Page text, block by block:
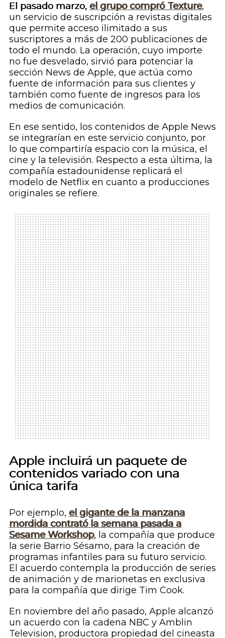
El pasado marzo, el grupo compró Texture,
un servicio de suscripción a revistas digitales
que permite acceso ilimitado a sus
suscriptores a más de 200 publicaciones de
todo el mundo. La operación, cuyo importe
no fue desvelado, sirvió para potenciar la
sección News de Apple, que actúa como
fuente de información para sus clientes y
también como fuente de ingresos para los
medios de comunicación.
En ese sentido, los contenidos de Apple News
se integrarían en este servicio conjunto, por
lo que compartiría espacio con la música, el
cine y la televisión. Respecto a esta última, la
compañía estadounidense replicará el
modelo de Netflix en cuanto a producciones
originales se refiere.
Apple incluirá un paquete de
contenidos variado con una
única tarifa
Por ejemplo, el gigante de la manzana
mordida contrató la semana pasada a
Sesame Workshop, la compañía que produce
la serie Barrio Sésamo, para la creación de
programas infantiles para su futuro servicio.
El acuerdo contempla la producción de series
de animación y de marionetas en exclusiva
para la compañía que dirige Tim Cook.
En noviembre del año pasado, Apple alcanzó
un acuerdo con la cadena NBC y Amblin
Television, productora propiedad del cineasta